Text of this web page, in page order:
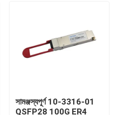
সামঞ্জস্যপূর্ণ 10-3316-01
QSFP28 100G ER4